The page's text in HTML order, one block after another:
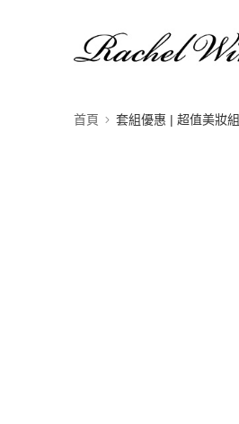
首頁 套組優惠 | 超值美妝組